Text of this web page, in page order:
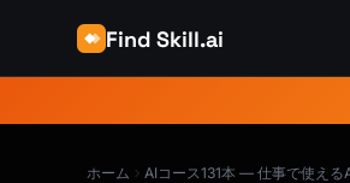
Find Skill.ai
ホーム AIコース131本 — 仕事で使える